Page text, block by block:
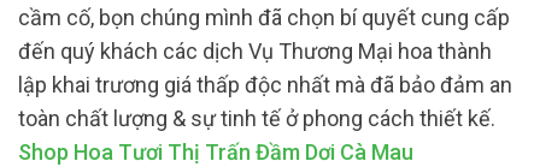
cầm cố, bọn chúng mình đã chọn bí quyết cung cấp
đến quý khách các dịch Vụ Thương Mại hoa thành
lập khai trương giá thấp độc nhất mà đã bảo đảm an
toàn chất lượng & sự tinh tế ở phong cách thiết kế.
Shop Hoa Tươi Thị Trấn Đầm Dơi Cà Mau